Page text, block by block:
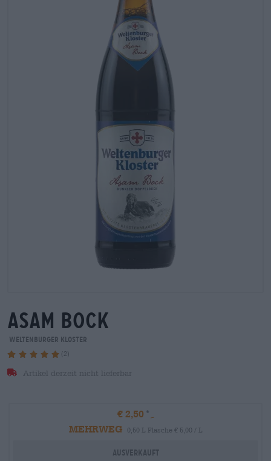
asam bock
Weltenburger Kloster
(2)
Artikel derzeit nicht lieferbar
€ 2,50
MEHRWEG
0,50 L Flasche € 5,00 / L
Ausverkauft